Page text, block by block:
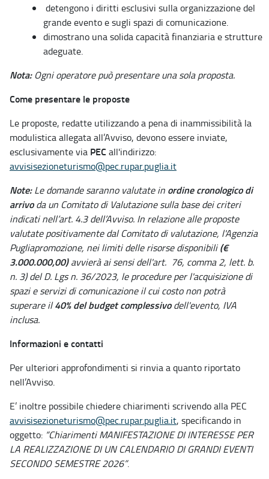
detengono i diritti esclusivi sulla organizzazione del
grande evento e sugli spazi di comunicazione.
dimostrano una solida capacità finanziaria e strutture
adeguate.
Nota: Ogni operatore può presentare una sola proposta.
Come presentare le proposte
Le proposte, redatte utilizzando a pena di inammissibilità la
modulistica allegata all’Avviso, devono essere inviate,
esclusivamente via PEC all'indirizzo:
avvisisezioneturismo@pec.rupar.puglia.it
Note:Le domande saranno valutate in ordine cronologico di
arrivoda un Comitato di Valutazione sulla base dei criteri
indicati nell’art. 4.3 dell’Avviso. In relazione alle proposte
valutate positivamente dal Comitato di valutazione, l'Agenzia
Pugliapromozione, nei limiti delle risorse disponibili(€
3.000.000,00)avvierà ai sensi dell'art. 76, comma 2, lett. b.
n. 3) del D. Lgs n. 36/2023, le procedure per l'acquisizione di
spazi e servizi di comunicazione il cui costo non potrà
superare il40% del budget complessivodell'evento, IVA
inclusa.
Informazioni e contatti
Per ulteriori approfondimenti si rinvia a quanto riportato
nell’Avviso.
E’ inoltre possibile chiedere chiarimenti scrivendo alla PEC
avvisisezioneturismo@pec.rupar.puglia.it, specificando in
oggetto: “Chiarimenti MANIFESTAZIONE DI INTERESSE PER
LA REALIZZAZIONE DI UN CALENDARIO DI GRANDI EVENTI
SECONDO SEMESTRE 2026”.